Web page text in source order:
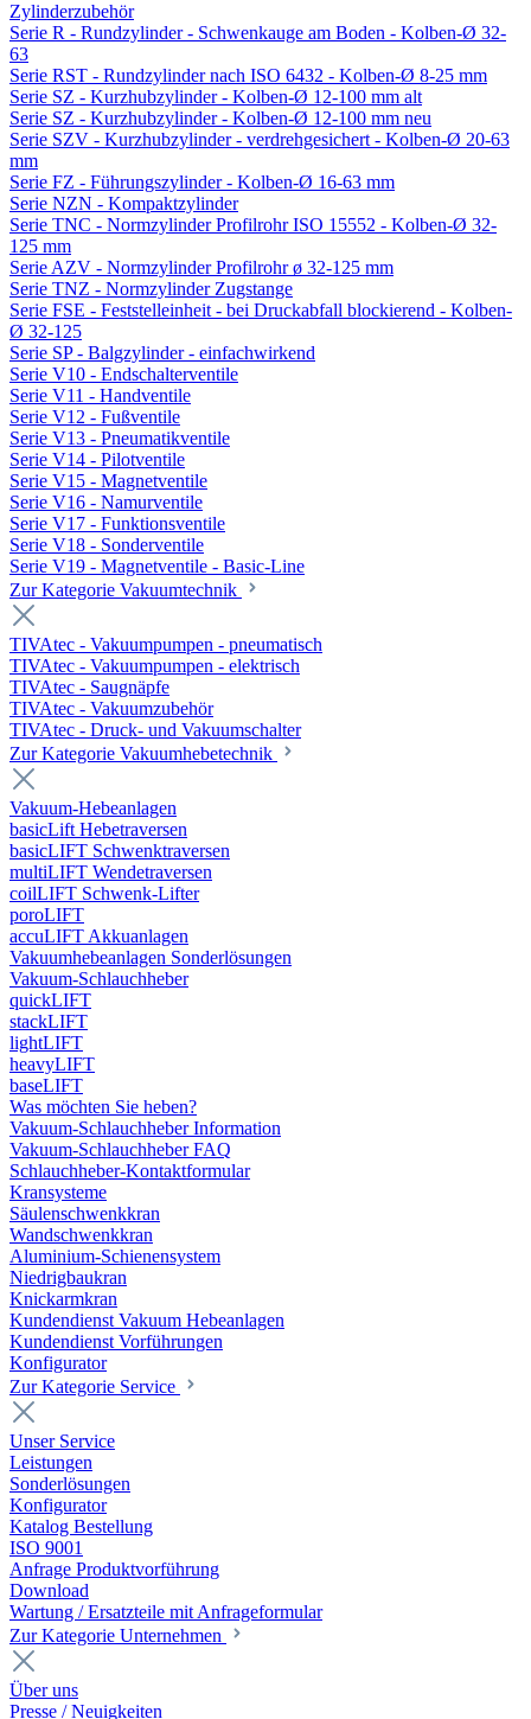
Zylinderzubehör
Serie R - Rundzylinder - Schwenkauge am Boden - Kolben-Ø 32-
63
Serie RST - Rundzylinder nach ISO 6432 - Kolben-Ø 8-25 mm
Serie SZ - Kurzhubzylinder - Kolben-Ø 12-100 mm alt
Serie SZ - Kurzhubzylinder - Kolben-Ø 12-100 mm neu
Serie SZV - Kurzhubzylinder - verdrehgesichert - Kolben-Ø 20-63
mm
Serie FZ - Führungszylinder - Kolben-Ø 16-63 mm
Serie NZN - Kompaktzylinder
Serie TNC - Normzylinder Profilrohr ISO 15552 - Kolben-Ø 32-
125 mm
Serie AZV - Normzylinder Profilrohr ø 32-125 mm
Serie TNZ - Normzylinder Zugstange
Serie FSE - Feststelleinheit - bei Druckabfall blockierend - Kolben-
Ø 32-125
Serie SP - Balgzylinder - einfachwirkend
Serie V10 - Endschalterventile
Serie V11 - Handventile
Serie V12 - Fußventile
Serie V13 - Pneumatikventile
Serie V14 - Pilotventile
Serie V15 - Magnetventile
Serie V16 - Namurventile
Serie V17 - Funktionsventile
Serie V18 - Sonderventile
Serie V19 - Magnetventile - Basic-Line
Zur Kategorie Vakuumtechnik
TIVAtec - Vakuumpumpen - pneumatisch
TIVAtec - Vakuumpumpen - elektrisch
TIVAtec - Saugnäpfe
TIVAtec - Vakuumzubehör
TIVAtec - Druck- und Vakuumschalter
Zur Kategorie Vakuumhebetechnik
Vakuum-Hebeanlagen
basicLift Hebetraversen
basicLIFT Schwenktraversen
multiLIFT Wendetraversen
coilLIFT Schwenk-Lifter
poroLIFT
accuLIFT Akkuanlagen
Vakuumhebeanlagen Sonderlösungen
Vakuum-Schlauchheber
quickLIFT
stackLIFT
lightLIFT
heavyLIFT
baseLIFT
Was möchten Sie heben?
Vakuum-Schlauchheber Information
Vakuum-Schlauchheber FAQ
Schlauchheber-Kontaktformular
Kransysteme
Säulenschwenkkran
Wandschwenkkran
Aluminium-Schienensystem
Niedrigbaukran
Knickarmkran
Kundendienst Vakuum Hebeanlagen
Kundendienst Vorführungen
Konfigurator
Zur Kategorie Service
Unser Service
Leistungen
Sonderlösungen
Konfigurator
Katalog Bestellung
ISO 9001
Anfrage Produktvorführung
Download
Wartung / Ersatzteile mit Anfrageformular
Zur Kategorie Unternehmen
Über uns
Presse / Neuigkeiten